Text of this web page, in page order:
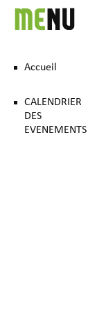
MENU
Accueil
CALENDRIER
DES
EVENEMENTS